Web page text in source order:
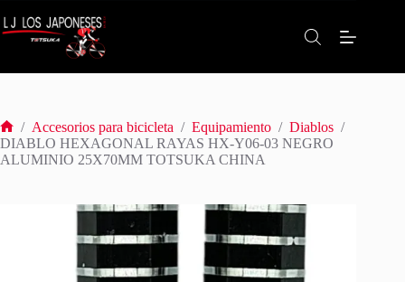
al
contenido
Inicio
/ Accesorios para bicicleta / Equipamiento / Diablos /
DIABLO HEXAGONAL RAYAS HX-Y06-03 NEGRO
ALUMINIO 25X70MM TOTSUKA CHINA